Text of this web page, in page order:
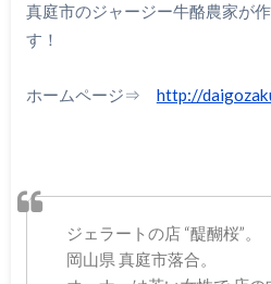
真庭市のジャージー牛酪農家が
す！
ホームページ⇒ http://
ジェラートの店 “醍醐桜”。
岡山県 真庭市落合。